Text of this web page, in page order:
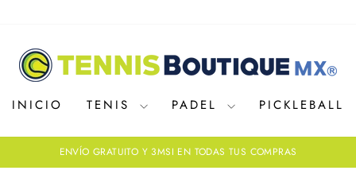
INICIO TENIS PADEL PICKLEBALL
ENVÍO GRATUITO Y 3MSI EN TODAS TUS COMPRAS